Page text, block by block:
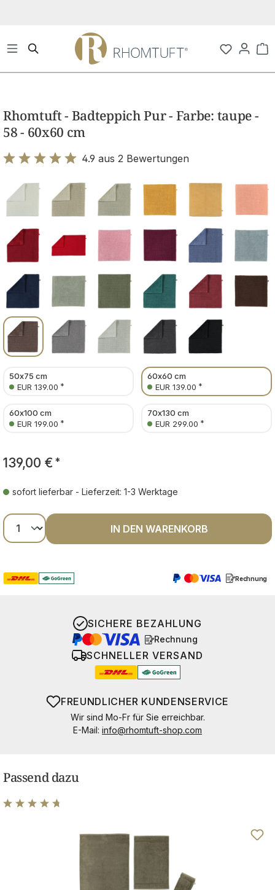
Rhomtuft - Badteppich Pur - Farbe: taupe -
58 - 60x60 cm
4.9 aus 2 Bewertungen
50x75 cm
EUR 139.00 *
60x60 cm
EUR 139.00 *
60x100 cm
EUR 199.00 *
70x130 cm
EUR 299.00 *
139,00 € *
sofort lieferbar - Lieferzeit: 1-3 Werktage
Produkt Anzahl: Gib den gewünschten
IN DEN WARENKORB
Rechnung
SICHERE BEZAHLUNG
Rechnung
SCHNELLER VERSAND
FREUNDLICHER KUNDENSERVICE
Wir sind Mo-Fr für Sie erreichbar.
E-Mail: info@rhomtuft-shop.com
Passend dazu